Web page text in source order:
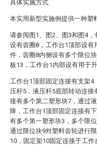
具体实施方式
本实用新型实施例提供一种塑
请参阅图1、图2、图3和图4
设有齿圈8，工作台1顶部设有
件，齿圈8内侧设有多个限位
板13，工作台1内部设有用于
工作台1顶部固定连接有支架4
压杆5，液压杆5底部转动连
接有多个第二塑形块7，通过
降，工作台1顶部固定连接有
有多个第一塑形块3，多个限
通过限位块9对塑料齿轮进行
10，固定架10固定连接于工